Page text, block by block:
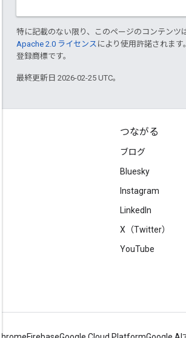
特に記載のない限り、このページのコンテンツ
Apache 2.0 ライセンス により使用許諾されます
登録商標です。
最終更新日 2026-02-25 UTC。
つながる
ブログ
Bluesky
Instagram
LinkedIn
X（Twitter）
YouTube